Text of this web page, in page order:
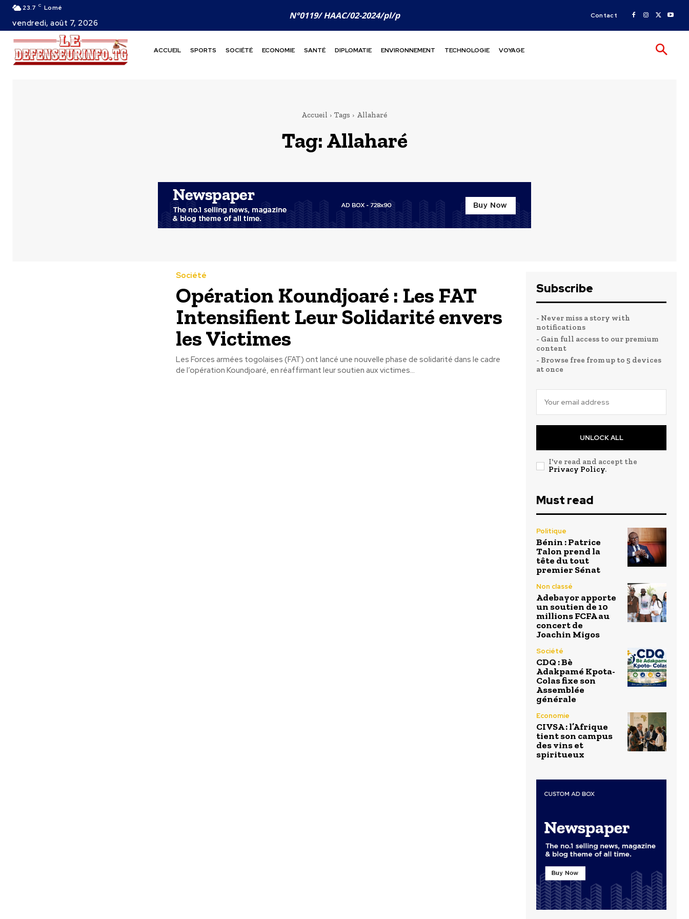
23.7 C Lomé
vendredi, août 7, 2026
N°0119/ HAAC/02-2024/pl/p Contact
ACCUEIL SPORTS SOCIÉTÉ ECONOMIE SANTÉ DIPLOMATIE ENVIRONNEMENT TECHNOLOGIE VOYAGE
Accueil Tags Allaharé
Tag:Allaharé
Société
Opération Koundjoaré : Les FAT
Intensifient Leur Solidarité envers
les Victimes
Les Forces armées togolaises (FAT) ont lancé une nouvelle phase de solidarité dans le cadre
de l’opération Koundjoaré, en réaffirmant leur soutien aux victimes...
Subscribe
- Never miss a story with
notifications
- Gain full access to our premium
content
- Browse free from up to 5 devices
at once
UNLOCK ALL
I've read and accept the
Privacy Policy.
Must read
Politique
Bénin : Patrice
Talon prend la
tête du tout
premier Sénat
Non classé
Adebayor apporte
un soutien de 10
millions FCFA au
concert de
Joachin Migos
Société
CDQ : Bè
Adakpamé Kpota-
Colas fixe son
Assemblée
générale
Economie
CIVSA : l’Afrique
tient son campus
des vins et
spiritueux